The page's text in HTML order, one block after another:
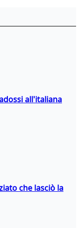
all'italiana
che lasciò la